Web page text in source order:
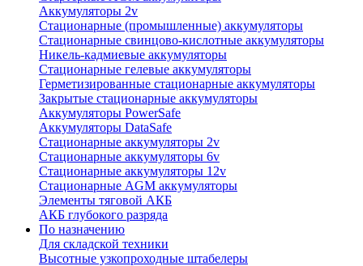
Аккумуляторы 2v
Стационарные (промышленные) аккумуляторы
Стационарные свинцово-кислотные аккумуляторы
Никель-кадмиевые аккумуляторы
Стационарные гелевые аккумуляторы
Герметизированные стационарные аккумуляторы
Закрытые стационарные аккумуляторы
Аккумуляторы PowerSafe
Аккумуляторы DataSafe
Стационарные аккумуляторы 2v
Стационарные аккумуляторы 6v
Стационарные аккумуляторы 12v
Стационарные AGM аккумуляторы
Элементы тяговой АКБ
АКБ глубокого разряда
По назначению
Для складской техники
Высотные узкопроходные штабелеры